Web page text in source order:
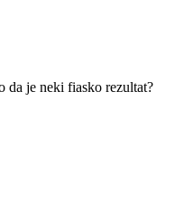
da je neki fiasko rezultat?